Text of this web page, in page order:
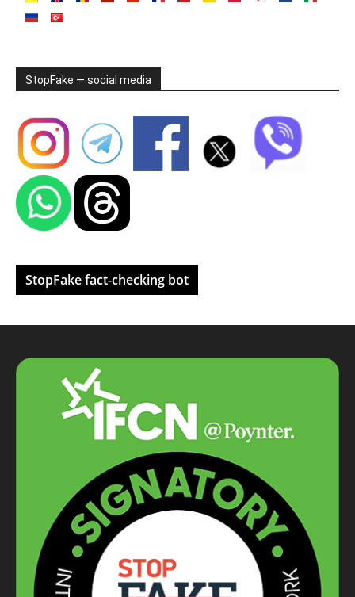
StopFake — social media
StopFake fact-checking bot